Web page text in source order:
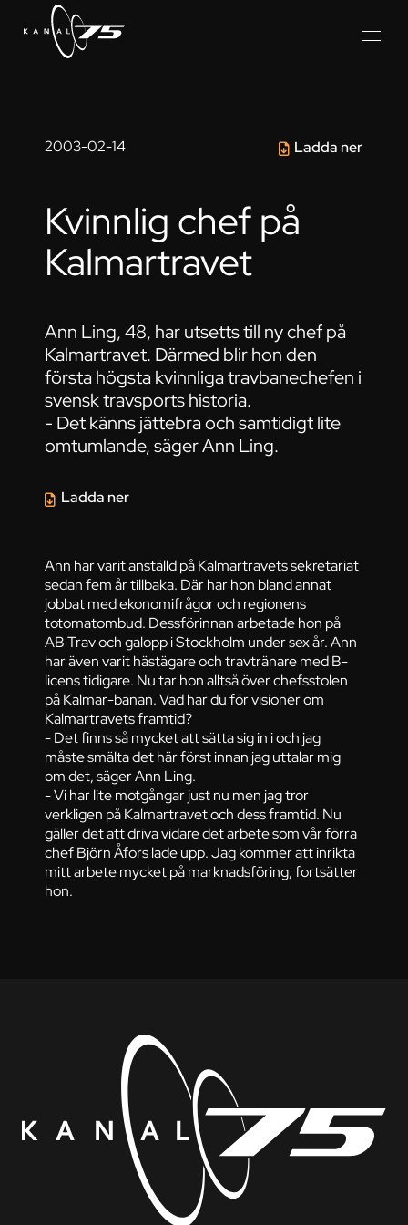
2003-02-14 Ladda ner
Kvinnlig chef på
Kalmartravet
Ann Ling, 48, har utsetts till ny chef på
Kalmartravet. Därmed blir hon den
första högsta kvinnliga travbanechefen i
svensk travsports historia.
- Det känns jättebra och samtidigt lite
omtumlande, säger Ann Ling.
Ann har varit anställd på Kalmartravets sekretariat
sedan fem år tillbaka. Där har hon bland annat
jobbat med ekonomifrågor och regionens
totomatombud. Dessförinnan arbetade hon på
AB Trav och galopp i Stockholm under sex år. Ann
har även varit hästägare och travtränare med B-
licens tidigare. Nu tar hon alltså över chefsstolen
på Kalmar-banan. Vad har du för visioner om
Kalmartravets framtid?
- Det finns så mycket att sätta sig in i och jag
måste smälta det här först innan jag uttalar mig
om det, säger Ann Ling.
- Vi har lite motgångar just nu men jag tror
verkligen på Kalmartravet och dess framtid. Nu
gäller det att driva vidare det arbete som vår förra
chef Björn Åfors lade upp. Jag kommer att inrikta
mitt arbete mycket på marknadsföring, fortsätter
hon.
Ladda ner